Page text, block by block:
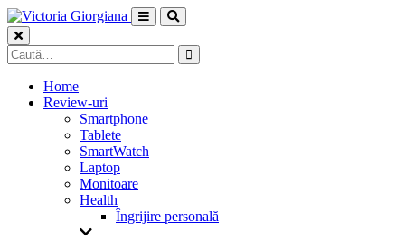
Skip
to
content
Caută
după:
Home
Review-uri
Smartphone
Tablete
SmartWatch
Laptop
Monitoare
Health
Îngrijire personală